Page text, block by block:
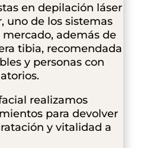
en depilación láser
uno de los sistemas
además de
tibia, recomendada
y personas con
realizamos
para devolver
y vitalidad a